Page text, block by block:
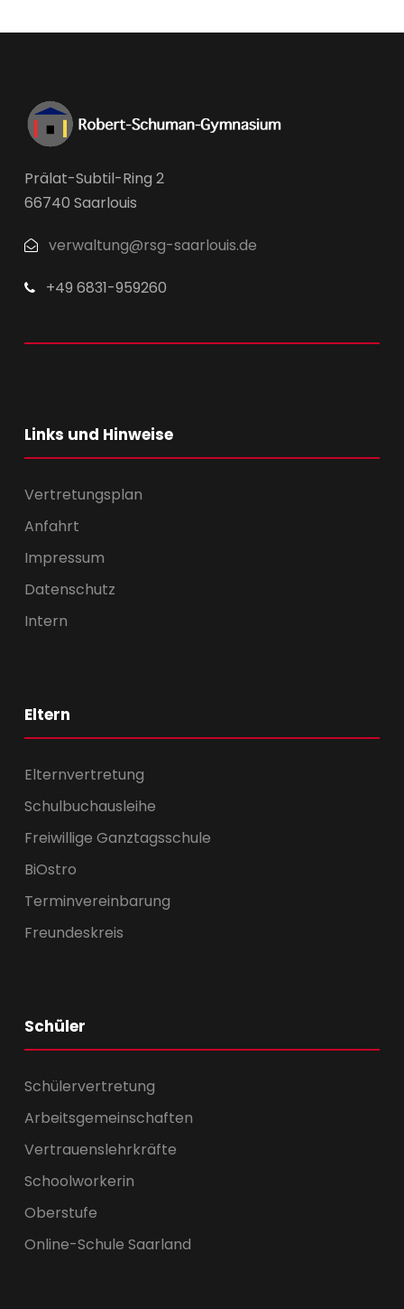
Prälat-Subtil-Ring 2
66740 Saarlouis
verwaltung@rsg-saarlouis.de
+49 6831-959260
Links und Hinweise
Vertretungsplan
Anfahrt
Impressum
Datenschutz
Intern
Eltern
Elternvertretung
Schulbuchausleihe
Freiwillige Ganztagsschule
BiOstro
Terminvereinbarung
Freundeskreis
Schüler
Schülervertretung
Arbeitsgemeinschaften
Vertrauenslehrkräfte
Schoolworkerin
Oberstufe
Online-Schule Saarland